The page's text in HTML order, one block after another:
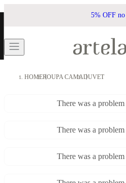
5% OFF
HOMEROUPA CAMADUVET
There was a
There was a
There was a